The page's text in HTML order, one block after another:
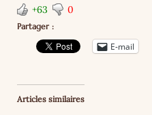
+63 0
Partager :
E-mail
Articles similaires